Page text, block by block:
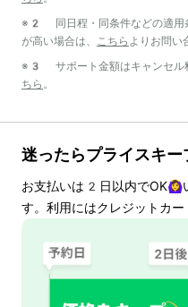
※2 同日程・同条件などの適用
が高い場合は、
こちら よりお問い
※3 サポート金額はキャンセル
ちら 。
迷ったらプライスキー
お支払いは 2 日以内でOK🙆‍♀️
す。利用にはクレジットカー